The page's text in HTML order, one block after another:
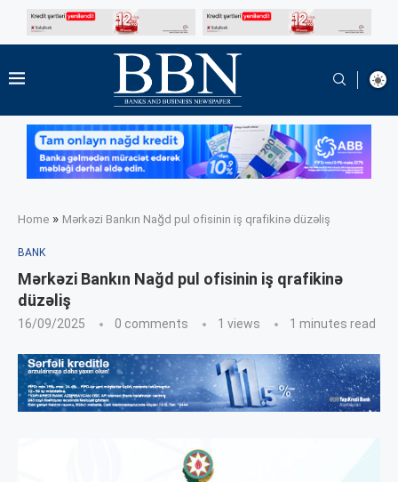
Home » Mərkəzi Bankın Nağd pul ofisinin iş qrafikinə düzəliş
BANK
Mərkəzi Bankın Nağd pul ofisinin iş qrafikinə
düzəliş
16/09/2025 0 comments 1 views 1 minutes read